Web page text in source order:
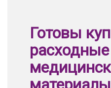
Готовы
расходные